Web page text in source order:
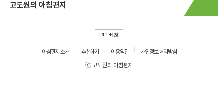
고도원의 아침편지
PC 버전
아침편지 소개 추천하기 이용약관
개인정보 처리방침
ⓒ 고도원의 아침편지